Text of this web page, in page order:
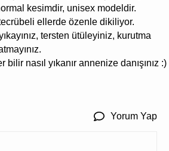
kesimdir, unisex modeldir.
ellerde özenle dikiliyor.
tersten ütüleyiniz, kurutma
bilir nasıl yıkanır annenize danışınız :)
Yorum Yap